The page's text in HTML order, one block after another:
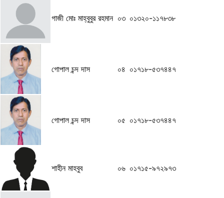
গাজী মোঃ মাহ্বুবুর রহমান ০৩ ০১৩২০-১১৭৮৩৮
গোপাল চন্দ দাস ০৪ ০১৭১৮-৫৩৭৪৪৭
গোপাল চন্দ দাস ০৫ ০১৭১৮-৫৩৭৪৪৭
শাহীন মাহবুব ০৬ ০১৭১৫-৯৭২৯৭৩